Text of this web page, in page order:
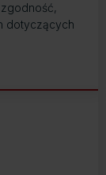
dotyczących